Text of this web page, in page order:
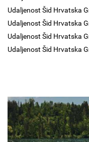
Udaljenost Šid Hrvatska
Udaljenost Šid Hrvatska
Udaljenost Šid Hrvatska
Udaljenost Šid Hrvatska